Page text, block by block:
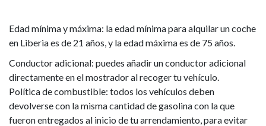
Edad mínima y máxima: la edad mínima para alquilar un coche
en Liberia es de 21 años, y la edad máxima es de 75 años.
Conductor adicional: puedes añadir un conductor adicional
directamente en el mostrador al recoger tu vehículo.
Política de combustible: todos los vehículos deben
devolverse con la misma cantidad de gasolina con la que
fueron entregados al inicio de tu arrendamiento, para evitar